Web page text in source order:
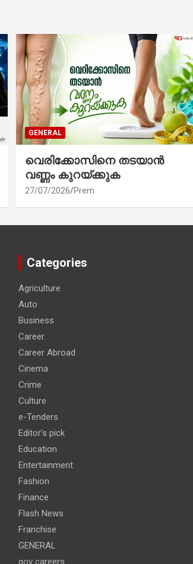
GENERAL
വെരിക്കോസിനെ തടയാൻ
വണ്ണം കുറയ്ക്കുക
27/07/2026 Prem
Categories
Agriculture
Auto
Business
Career
Career Abroad
Cinema
Crime
Culture
e-Tenders
Editor's pick
Education
Entertainment
Fashion
Finance
Flash News
Franchise
GENERAL
gov careers